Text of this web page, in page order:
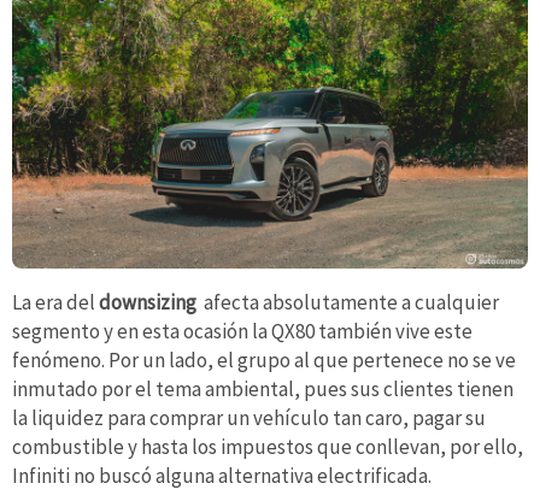
La era deldownsizing afecta absolutamente a cualquier
segmento y en esta ocasión la QX80 también vive este
fenómeno. Por un lado, el grupo al que pertenece no se ve
inmutado por el tema ambiental, pues sus clientes tienen
la liquidez para comprar un vehículo tan caro, pagar su
combustible y hasta los impuestos que conllevan, por ello,
Infiniti no buscó alguna alternativa electrificada.